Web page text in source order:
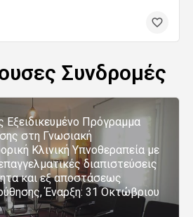
Συνδρομές
Εξειδικευμένο Πρόγραμμα
στη Γνωσιακή
Κλινική Υπνοθεραπεία με
διαπιστεύσεις
και εξ αποστάσεως
Έναρξη: 31 Οκτώβριου